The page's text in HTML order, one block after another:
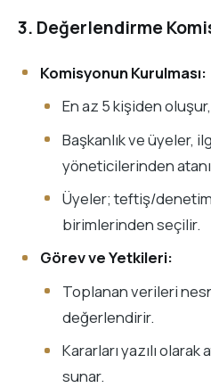
3. Değerlendirme
Komisyonun Kurulması:
En az 5 kişiden oluşur,
Başkanlık ve üyeler,
yöneticilerinden
Üyeler; teftiş/
birimlerinden seçilir.
Görev ve Yetkileri:
Toplanan verileri
değerlendirir.
Kararları yazılı
sunar.